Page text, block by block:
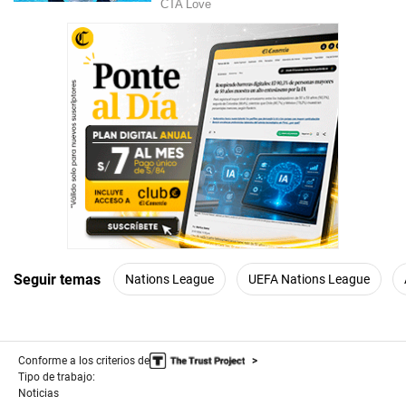
Seguir temas Nations League UEFA Nations League
Conforme a los criterios de
Tipo de trabajo:
Noticias